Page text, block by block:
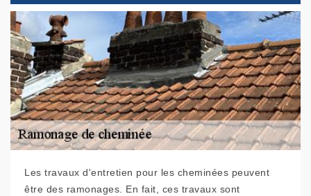
Les travaux d'entretien pour les cheminées peuvent
être des ramonages. En fait, ces travaux sont